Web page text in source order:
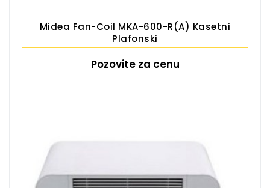
Midea Fan-Coil MKA-600-R(A) Kasetni
Plafonski
Pozovite za cenu